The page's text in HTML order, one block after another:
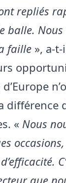
repliés
balle.
faille », a-
différence
« Nous
que